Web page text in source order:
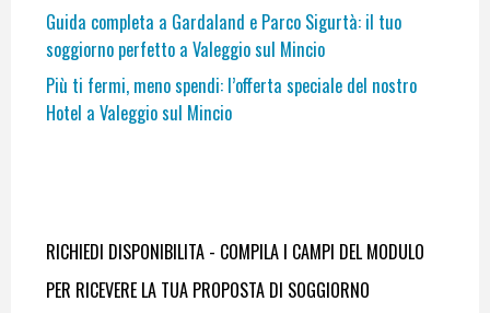
Guida completa a Gardaland e Parco Sigurtà: il tuo
soggiorno perfetto a Valeggio sul Mincio
Più ti fermi, meno spendi: l’offerta speciale del nostro
Hotel a Valeggio sul Mincio
RICHIEDI DISPONIBILITA - COMPILA I CAMPI DEL MODULO
PER RICEVERE LA TUA PROPOSTA DI SOGGIORNO